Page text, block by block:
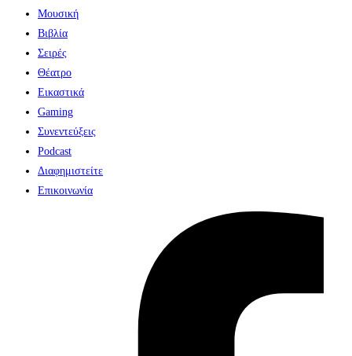
Μουσική
Βιβλία
Σειρές
Θέατρο
Εικαστικά
Gaming
Συνεντεύξεις
Podcast
Διαφημιστείτε
Επικοινωνία